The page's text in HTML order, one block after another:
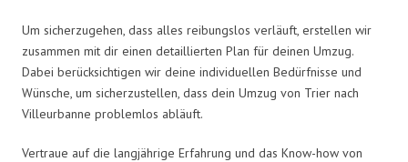
Um sicherzugehen, dass alles reibungslos verläuft, erstellen wir
zusammen mit dir einen detaillierten Plan für deinen Umzug.
Dabei berücksichtigen wir deine individuellen Bedürfnisse und
Wünsche, um sicherzustellen, dass dein Umzug von Trier nach
Villeurbanne problemlos abläuft.
Vertraue auf die langjährige Erfahrung und das Know-how von